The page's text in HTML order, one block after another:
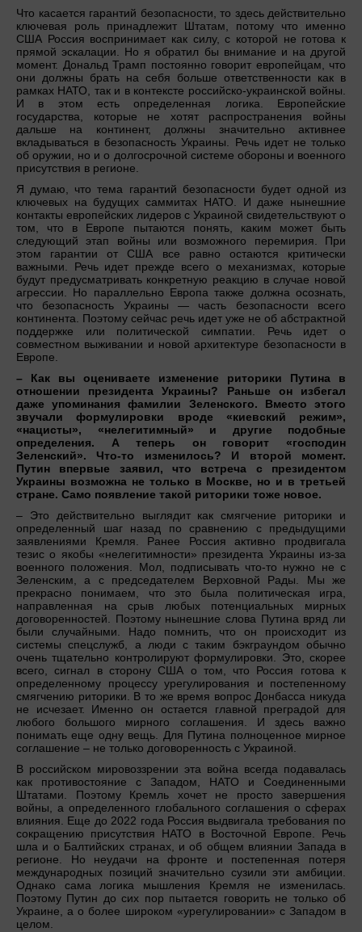
Что касается гарантий безопасности, то здесь действительно
ключевая роль принадлежит Штатам, потому что именно
США Россия воспринимает как силу, с которой не готова к
прямой эскалации. Но я обратил бы внимание и на другой
момент. Дональд Трамп постоянно говорит европейцам, что
они должны брать на себя больше ответственности как в
рамках НАТО, так и в контексте российско-украинской войны.
И в этом есть определенная логика. Европейские
государства, которые не хотят распространения войны
дальше на континент, должны значительно активнее
вкладываться в безопасность Украины. Речь идет не только
об оружии, но и о долгосрочной системе обороны и военного
присутствия в регионе.
Я думаю, что тема гарантий безопасности будет одной из
ключевых на будущих саммитах НАТО. И даже нынешние
контакты европейских лидеров с Украиной свидетельствуют о
том, что в Европе пытаются понять, каким может быть
следующий этап войны или возможного перемирия. При
этом гарантии от США все равно остаются критически
важными. Речь идет прежде всего о механизмах, которые
будут предусматривать конкретную реакцию в случае новой
агрессии. Но параллельно Европа также должна осознать,
что безопасность Украины — часть безопасности всего
континента. Поэтому сейчас речь идет уже не об абстрактной
поддержке или политической симпатии. Речь идет о
совместном выживании и новой архитектуре безопасности в
Европе.
– Как вы оцениваете изменение риторики Путина в
отношении президента Украины? Раньше он избегал
даже упоминания фамилии Зеленского. Вместо этого
звучали формулировки вроде «киевский режим»,
«нацисты», «нелегитимный» и другие подобные
определения. А теперь он говорит «господин
Зеленский». Что-то изменилось? И второй момент.
Путин впервые заявил, что встреча с президентом
Украины возможна не только в Москве, но и в третьей
стране. Само появление такой риторики тоже новое.
– Это действительно выглядит как смягчение риторики и
определенный шаг назад по сравнению с предыдущими
заявлениями Кремля. Ранее Россия активно продвигала
тезис о якобы «нелегитимности» президента Украины из-за
военного положения. Мол, подписывать что-то нужно не с
Зеленским, а с председателем Верховной Рады. Мы же
прекрасно понимаем, что это была политическая игра,
направленная на срыв любых потенциальных мирных
договоренностей. Поэтому нынешние слова Путина вряд ли
были случайными. Надо помнить, что он происходит из
системы спецслужб, а люди с таким бэкграундом обычно
очень тщательно контролируют формулировки. Это, скорее
всего, сигнал в сторону США о том, что Россия готова к
определенному процессу урегулирования и постепенному
смягчению риторики. В то же время вопрос Донбасса никуда
не исчезает. Именно он остается главной преградой для
любого большого мирного соглашения. И здесь важно
понимать еще одну вещь. Для Путина полноценное мирное
соглашение – не только договоренность с Украиной.
В российском мировоззрении эта война всегда подавалась
как противостояние с Западом, НАТО и Соединенными
Штатами. Поэтому Кремль хочет не просто завершения
войны, а определенного глобального соглашения о сферах
влияния. Еще до 2022 года Россия выдвигала требования по
сокращению присутствия НАТО в Восточной Европе. Речь
шла и о Балтийских странах, и об общем влиянии Запада в
регионе. Но неудачи на фронте и постепенная потеря
международных позиций значительно сузили эти амбиции.
Однако сама логика мышления Кремля не изменилась.
Поэтому Путин до сих пор пытается говорить не только об
Украине, а о более широком «урегулировании» с Западом в
целом.